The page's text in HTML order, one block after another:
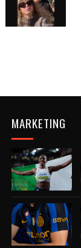
MARKETING